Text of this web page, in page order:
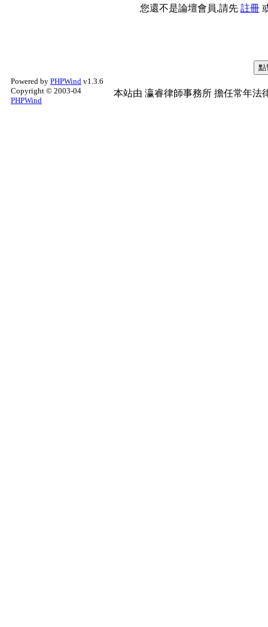
您還不是論壇會員,請先 註冊
Powered by PHPWind v1.3.6
Copyright © 2003-04
PHPWind
本站由 瀛睿律師事務所 擔任常年法